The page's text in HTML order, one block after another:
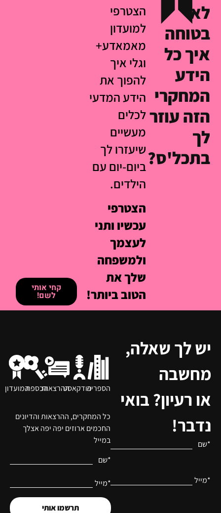
לא
בטוחה
איך כל
הידע
המחקרי
הזה עוזר
לך
בתכל'ס?
הצטרפי
למועדון
מאמאדע+
וגלי איך
להפוך את
הידע המדעי
לכלים
מעשיים
שיעזרו לך
ביום-יום עם
הילדים.
הצטרפי
עכשיו ותני
לעצמך
ולמשפחה
שלך את
הטוב ביותר!
קחי אותי
לשם!
יש לך שאלה,
מחשבה
או רעיון? בואי
נדבר!
*שם
*מייל
כל המחקרים, ההרצאות והדיונים
החכמים ארוזים יפה יפה אצלך
במייל
*שם
*מייל
תרשמו אותי
הספריהפודקאסטההרצאותהכספתהמועדון